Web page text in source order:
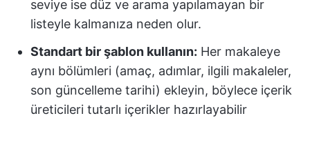
seviye ise düz ve arama yapılamayan bir
listeyle kalmanıza neden olur.
Standart bir şablon kullanın: Her makaleye
aynı bölümleri (amaç, adımlar, ilgili makaleler,
son güncelleme tarihi) ekleyin, böylece içerik
üreticileri tutarlı içerikler hazırlayabilir